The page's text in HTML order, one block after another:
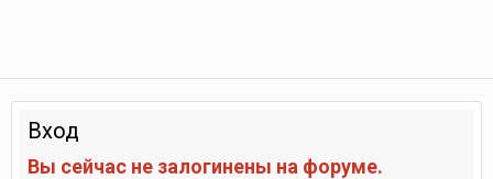
Вход
Вы сейчас не залогинены на форуме.